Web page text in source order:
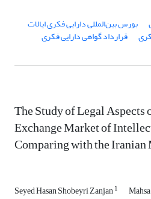
بورس بین‌المللی دارایی فکری ایالات
قرارداد گواهی دارایی فکری
The Study of Legal
Exchange Market of
Comparing with the
Seyed Hasan Shobeyri Zanjan1